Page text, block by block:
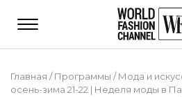
Главная /Программы /Мода и
осень-зима 21-22 | Неделя моды в